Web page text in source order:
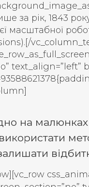
за рік, 1843
масштабної
на малюнках